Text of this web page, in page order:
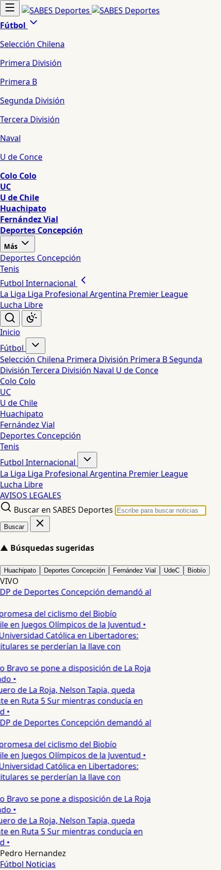
Fútbol
Selección Chilena
Primera División
Primera B
Segunda División
Tercera División
Naval
U de Conce
Colo Colo
UC
U de Chile
Huachipato
Fernández Vial
Deportes Concepción
Más
Deportes Concepción
Tenis
Futbol Internacional
La Liga Liga Profesional Argentina Premier League
Lucha Libre
Inicio
Fútbol
Selección Chilena Primera División Primera BSegunda
División Tercera División Naval U de Conce
Colo Colo
UC
U de Chile
Huachipato
Fernández Vial
Deportes Concepción
Tenis
Futbol Internacional
La Liga Liga Profesional Argentina Premier League
Lucha Libre
AVISOS LEGALES
Buscar en SABES Deportes
Buscar
▲ Búsquedas sugeridas
Huachipato Deportes Concepción Fernández Vial UdeC Biobío
VIVO
de Deportes Concepción demandó al
del ciclismo del Biobío
en Juegos Olímpicos de la Juventud •
Católica en Libertadores:
se perderían la llave con
Bravo se pone a disposición de La Roja
•
de La Roja, Nelson Tapia, queda
en Ruta 5 Sur mientras conducía en
•
de Deportes Concepción demandó al
del ciclismo del Biobío
en Juegos Olímpicos de la Juventud •
Católica en Libertadores:
se perderían la llave con
Bravo se pone a disposición de La Roja
•
de La Roja, Nelson Tapia, queda
en Ruta 5 Sur mientras conducía en
•
Pedro Hernandez
Fútbol Noticias